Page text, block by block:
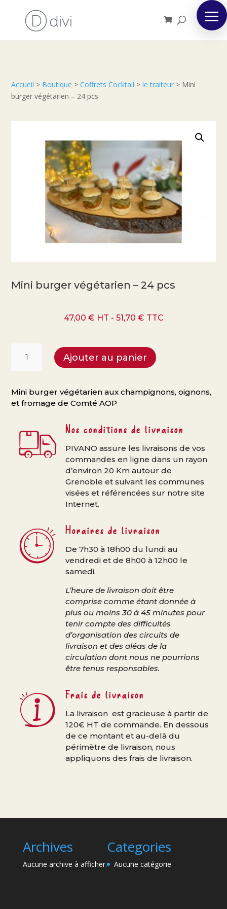
Accueil > Boutique >Coffrets Cocktail >le traiteur > Mini
burger végétarien – 24 pcs
Mini burger végétarien – 24 pcs
47,00 € HT - 51,70 € TTC
végétarien
-
pcs
Ajouter au panier
Mini burger végétarien aux champignons, oignons,
et fromage de Comté AOP
Nos conditions de livraison
PIVANO assure les livraisons de vos
commandes en ligne dans un rayon
d’environ 20 Km autour de
Grenoble et suivant les communes
visées et référencées sur notre site
Internet.
Horaires de livraison
De 7h30 à 18h00 du lundi au
vendredi et de 8h00 à 12h00 le
samedi.
L’heure de livraison doit être
comprise comme étant donnée à
plus ou moins 30 à 45 minutes pour
tenir compte des difficultés
d’organisation des circuits de
livraison et des aléas de la
circulation dont nous ne pourrions
être tenus responsables.
Frais de livraison
La livraison est gracieuse à partir de
120€ HT de commande. En dessous
de ce montant et au-delà du
périmètre de livraison, nous
appliquons des frais de livraison.
Archives
Aucune archive à afficher.
Categories
Aucune catégorie